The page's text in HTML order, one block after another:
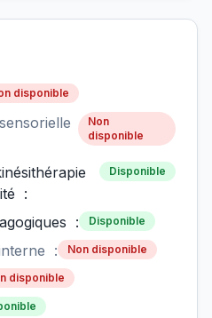
disponible
Non
disponible
:
Disponible
: Disponible
: Non disponible
disponible